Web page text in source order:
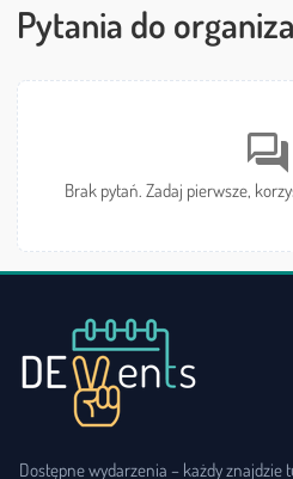
Pytania do
forum
Brak pytań. Zadaj pierwsze,
Dostępne wydarzenia – każdy znajdzie